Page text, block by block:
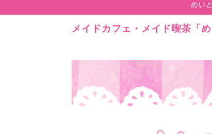
めい
メイドカフェ・メイド喫茶「